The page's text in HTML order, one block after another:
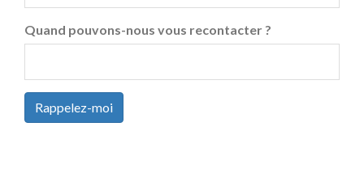
Quand pouvons-nous vous recontacter ?
Rappelez-moi